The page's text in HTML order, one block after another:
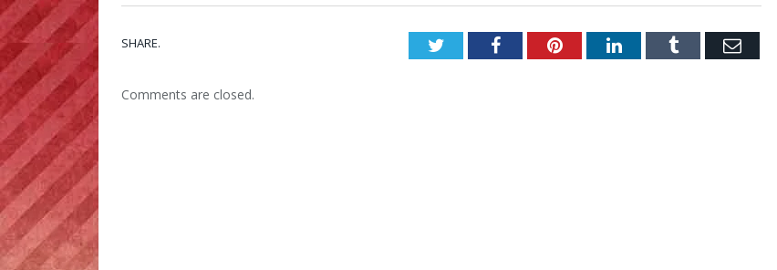
SHARE. TwitterFacebookPinterestLinkedInTumblr Email
Comments are closed.